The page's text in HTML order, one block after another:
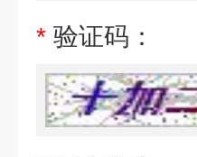
* 验证码：